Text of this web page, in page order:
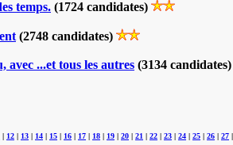
temps. (1724 candidates)
(2748 candidates)
avec ...et tous les autres (3134 candidates)
| 12 | 13 | 14 | 15 | 16 | 17 | 18 | 19 | 20 | 21 | 22 | 23 | 24 | 25 | 26 | 27 |